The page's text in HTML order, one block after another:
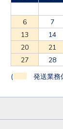
6
7
13
14
20
21
27
28
( 発送業務